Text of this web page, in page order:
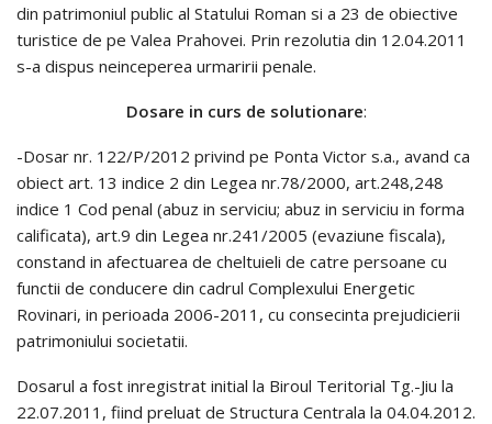
din patrimoniul public al Statului Roman si a 23 de obiective
turistice de pe Valea Prahovei. Prin rezolutia din 12.04.2011
s-a dispus neinceperea urmaririi penale.
Dosare in curs de solutionare:
-Dosar nr. 122/P/2012 privind pe Ponta Victor s.a., avand ca
obiect art. 13 indice 2 din Legea nr.78/2000, art.248,248
indice 1 Cod penal (abuz in serviciu; abuz in serviciu in forma
calificata), art.9 din Legea nr.241/2005 (evaziune fiscala),
constand in afectuarea de cheltuieli de catre persoane cu
functii de conducere din cadrul Complexului Energetic
Rovinari, in perioada 2006-2011, cu consecinta prejudicierii
patrimoniului societatii.
Dosarul a fost inregistrat initial la Biroul Teritorial Tg.-Jiu la
22.07.2011, fiind preluat de Structura Centrala la 04.04.2012.